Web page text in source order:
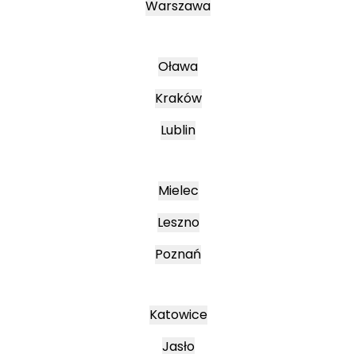
Warszawa
Oława
Kraków
Lublin
Mielec
Leszno
Poznań
Katowice
Jasło